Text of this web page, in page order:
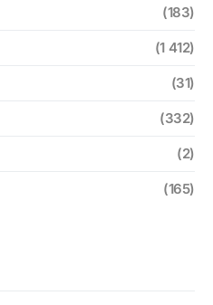
(183)
(1 412)
(31)
(332)
(2)
(165)